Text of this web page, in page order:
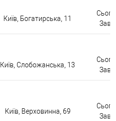
Київ, Богатирська, 11
Київ, Слобожанська, 13
Київ, Верховинна, 69